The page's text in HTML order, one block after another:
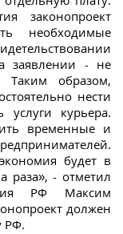
законопроект
необходимые
заявлении - не
Таким образом,
нести
курьера.
временные и
будет в
раза», - отметил
РФ
Максим
должен
РФ.